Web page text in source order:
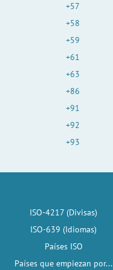
+57
+58
+59
+61
+63
+86
+91
+92
+93
ISO-4217 (Divisas)
ISO-639 (Idiomas)
Países ISO
Países que empiezan por...